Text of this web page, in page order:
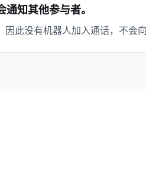
知其他参与者。
此没有机器人加入通话，不会